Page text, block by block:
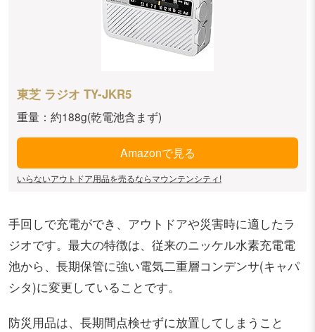
東芝 ラジオ TY-JKR5
重量：約188g(乾電池含まず)
Amazonで見る
いらないアウトドア用品を売るならマウンテンシティ!
手回しで充電ができ、アウトドアや災害時に適したラ
ジオです。最大の特徴は、従来のニッケル水素充電電
池から、長期保管に強い電気二重層コンデンサ(キャパ
シタ)に変更していることです。
防災用品は、長期間点検せずに放置してしまうこと